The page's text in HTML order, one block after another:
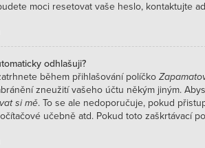
moci resetovat vaše heslo, kontaktujte
odhlašuji?
během přihlašování políčko
zneužití vašeho účtu někým jiným.
si mě. To se ale nedoporučuje, pokud
učebně atd. Pokud toto zaškrtávací